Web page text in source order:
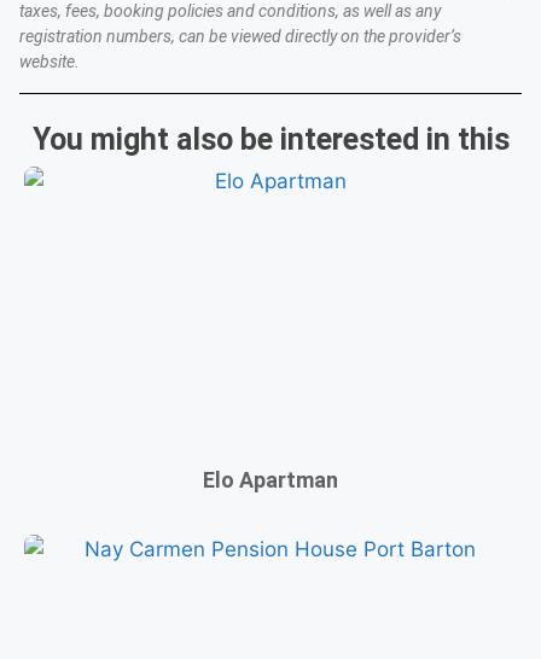
taxes, fees, booking policies and conditions, as well as any
registration numbers, can be viewed directly on the provider’s
website.
You might also be interested in this
Elo Apartman